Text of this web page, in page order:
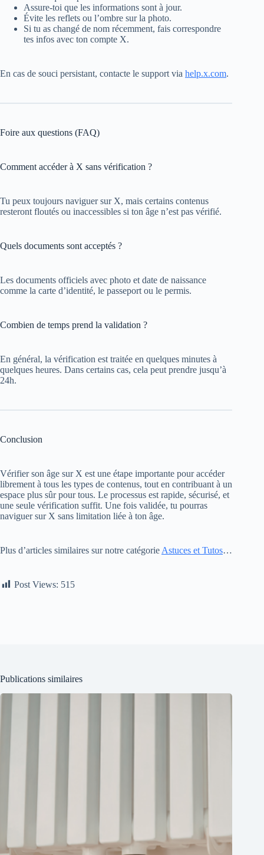
Assure-toi que les informations sont à jour.
Évite les reflets ou l’ombre sur la photo.
Si tu as changé de nom récemment, fais correspondre
tes infos avec ton compte X.
En cas de souci persistant, contacte le support via help.x.com.
Foire aux questions (FAQ)
Comment accéder à X sans vérification ?
Tu peux toujours naviguer sur X, mais certains contenus
resteront floutés ou inaccessibles si ton âge n’est pas vérifié.
Quels documents sont acceptés ?
Les documents officiels avec photo et date de naissance
comme la carte d’identité, le passeport ou le permis.
Combien de temps prend la validation ?
En général, la vérification est traitée en quelques minutes à
quelques heures. Dans certains cas, cela peut prendre jusqu’à
24h.
Conclusion
Vérifier son âge sur X est une étape importante pour accéder
librement à tous les types de contenus, tout en contribuant à un
espace plus sûr pour tous. Le processus est rapide, sécurisé, et
une seule vérification suffit. Une fois validée, tu pourras
naviguer sur X sans limitation liée à ton âge.
Plus d’articles similaires sur notre catégorie Astuces et Tutos…
Post Views: 515
Publications similaires